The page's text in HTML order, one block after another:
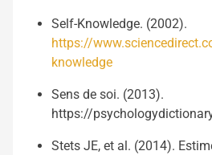
Self-Knowledge. (2002).
https://
knowledge
Sens de soi. (2013).
https://
Stets JE, et al. (2014).